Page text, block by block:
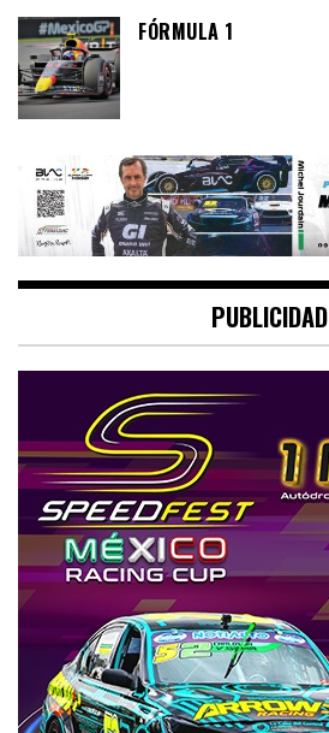
FÓRMULA 1
PUBLICIDAD